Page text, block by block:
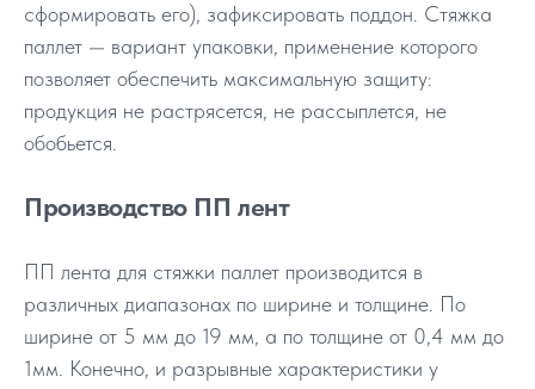
сформировать его), зафиксировать поддон. Стяжка
паллет — вариант упаковки, применение которого
позволяет обеспечить максимальную защиту:
продукция не растрясется, не рассыплется, не
обобьется.
Производство ПП лент
ПП лента для стяжки паллет производится в
различных диапазонах по ширине и толщине. По
ширине от 5 мм до 19 мм, а по толщине от 0,4 мм до
1мм. Конечно, и разрывные характеристики у